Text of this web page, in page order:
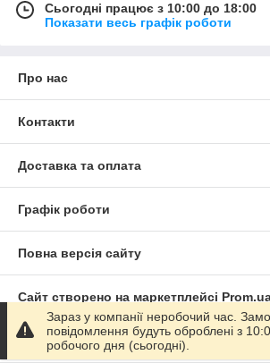
Сьогодні працює з 10:00 до 18:00
Показати весь графік роботи
Про нас
Контакти
Доставка та оплата
Графік роботи
Повна версія сайту
Сайт створено на маркетплейсі
Політика конфіденційності
Зараз у компанії неробочий час.
повідомлення будуть оброблені з
робочого дня (сьогодні).